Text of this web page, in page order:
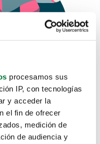
procesamos sus
IP, con tecnologías
y acceder la
el fin de ofrecer
medición de
de audiencia y
como
aquí.